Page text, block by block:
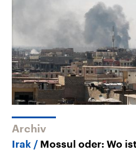
Archiv
Irak Mossul oder: Wo